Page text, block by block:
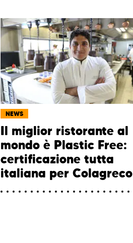
NEWS
Il miglior ristorante al
mondo è Plastic Free:
certificazione tutta
italiana per Colagreco